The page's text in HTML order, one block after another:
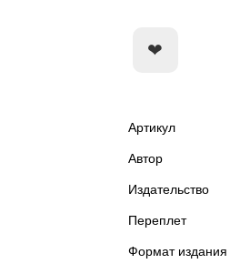
Артикул
Автор
Издательство
Переплет
Формат издания